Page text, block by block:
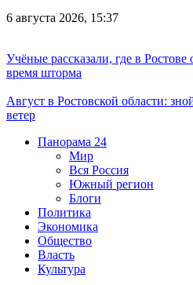
6 августа 2026, 15:37
Учёные рассказали, где в Ростове
время шторма
Август в Ростовской области:
ветер
Панорама 24
Мир
Вся Россия
Южный регион
Блоги
Политика
Экономика
Общество
Власть
Культура